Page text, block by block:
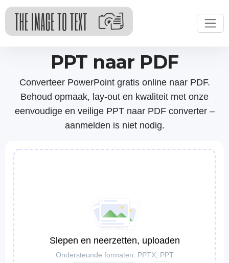
PPT naar PDF
Converteer PowerPoint gratis online naar PDF.
Behoud opmaak, lay-out en kwaliteit met onze
eenvoudige en veilige PPT naar PDF converter –
aanmelden is niet nodig.
Slepen en neerzetten, uploaden
Ondersteunde formaten: PPTX, PPT